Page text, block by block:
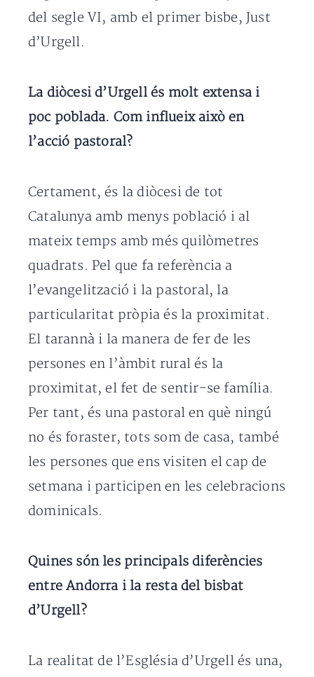
del segle VI, amb el primer bisbe, Just
d’Urgell.
La diòcesi d’Urgell és molt extensa i
poc poblada. Com influeix això en
l’acció pastoral?
Certament, és la diòcesi de tot
Catalunya amb menys població i al
mateix temps amb més quilòmetres
quadrats. Pel que fa referència a
l’evangelització i la pastoral, la
particularitat pròpia és la proximitat.
El tarannà i la manera de fer de les
persones en l’àmbit rural és la
proximitat, el fet de sentir-se família.
Per tant, és una pastoral en què ningú
no és foraster, tots som de casa, també
les persones que ens visiten el cap de
setmana i participen en les celebracions
dominicals.
Quines són les principals diferències
entre Andorra i la resta del bisbat
d’Urgell?
La realitat de l’Església d’Urgell és una,